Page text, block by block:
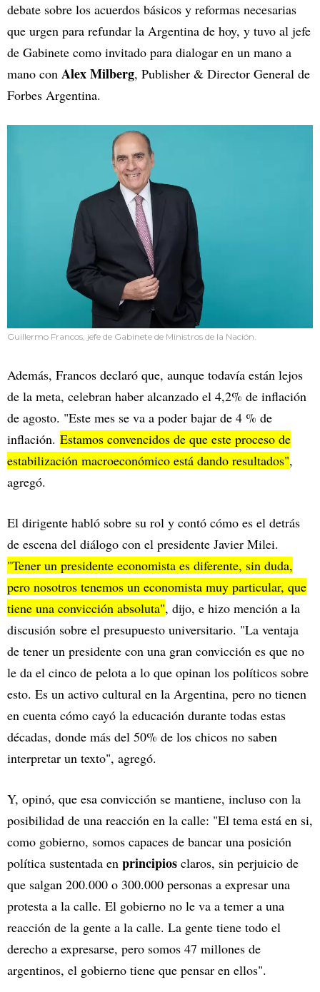
debate sobre los acuerdos básicos y reformas necesarias
que urgen para refundar la Argentina de hoy, y tuvo al jefe
de Gabinete como invitado para dialogar en un mano a
mano con Alex Milberg, Publisher & Director General de
Forbes Argentina.
Guillermo Francos, jefe de Gabinete de Ministros de la Nación.
Además, Francos declaró que, aunque todavía están lejos
de la meta, celebran haber alcanzado el 4,2% de inflación
de agosto. "Este mes se va a poder bajar de 4 % de
inflación. Estamos convencidos de que este proceso de
estabilización macroeconómico está dando resultados",
agregó.
El dirigente habló sobre su rol y contó cómo es el detrás
de escena del diálogo con el presidente Javier Milei.
"Tener un presidente economista es diferente, sin duda,
pero nosotros tenemos un economista muy particular, que
tiene una convicción absoluta", dijo, e hizo mención a la
discusión sobre el presupuesto universitario. "La ventaja
de tener un presidente con una gran convicción es que no
le da el cinco de pelota a lo que opinan los políticos sobre
esto. Es un activo cultural en la Argentina, pero no tienen
en cuenta cómo cayó la educación durante todas estas
décadas, donde más del 50% de los chicos no saben
interpretar un texto", agregó.
Y, opinó, que esa convicción se mantiene, incluso con la
posibilidad de una reacción en la calle: "El tema está en si,
como gobierno, somos capaces de bancar una posición
política sustentada en principios claros, sin perjuicio de
que salgan 200.000 o 300.000 personas a expresar una
protesta a la calle. El gobierno no le va a temer a una
reacción de la gente a la calle. La gente tiene todo el
derecho a expresarse, pero somos 47 millones de
argentinos, el gobierno tiene que pensar en ellos".